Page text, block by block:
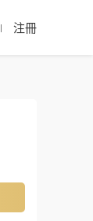
注冊